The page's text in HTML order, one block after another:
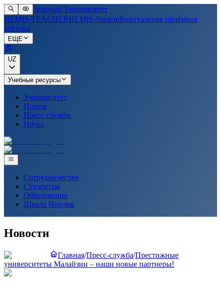
Зеленый Университет
HEMIS-TEACHERHEMIS-StudentВиртуальная приёмная
ректора
ЕЩЕ
UZ
Учебные ресурсы
Университет
Прием
Пресс-служба
Наука
Сотрудничество
Студентам
Образование
Школа Нордик
Новости
Главная/Пресс-служба/Престижные
университеты Малайзии – наши новые партнеры!